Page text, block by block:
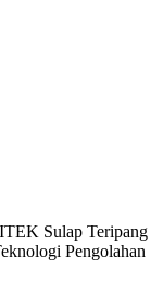
Sulap Teripang
Pengolahan